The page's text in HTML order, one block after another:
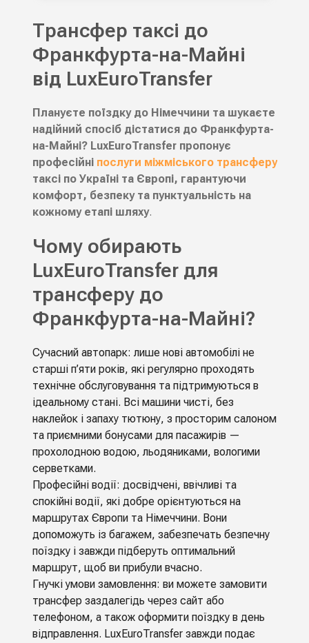
Трансфер таксі до
Франкфурта-на-Майні
від LuxEuroTransfer
Плануєте поїздку до Німеччини та шукаєте
надійний спосіб дістатися до Франкфурта-
на-Майні? LuxEuroTransfer пропонує
професійні послуги міжміського трансферу
таксі по Україні та Європі, гарантуючи
комфорт, безпеку та пунктуальність на
кожному етапі шляху.
Чому обирають
LuxEuroTransfer для
трансферу до
Франкфурта-на-Майні?
Сучасний автопарк: лише нові автомобілі не
старші п’яти років, які регулярно проходять
технічне обслуговування та підтримуються в
ідеальному стані. Всі машини чисті, без
наклейок і запаху тютюну, з просторим салоном
та приємними бонусами для пасажирів —
прохолодною водою, льодяниками, вологими
серветками.
Професійні водії: досвідчені, ввічливі та
спокійні водії, які добре орієнтуються на
маршрутах Європи та Німеччини. Вони
допоможуть із багажем, забезпечать безпечну
поїздку і завжди підберуть оптимальний
маршрут, щоб ви прибули вчасно.
Гнучкі умови замовлення: ви можете замовити
трансфер заздалегідь через сайт або
телефоном, а також оформити поїздку в день
відправлення. LuxEuroTransfer завжди подає